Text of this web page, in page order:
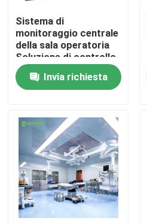
Casa
Prodotti
Circa noi
Giro della fabbrica
Controllo di qualità
Sistema di
monitoraggio centrale
della sala operatoria
Soluzione di controllo
della sala operatoria
all-in-one con
integrazione di 6
Invia richiesta